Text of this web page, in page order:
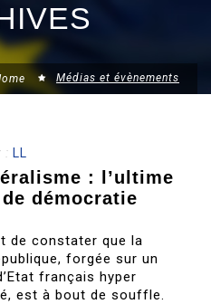
Médias et évènements
: LL
: l’ultime
démocratie
de constater que la
forgée sur un
français hyper
est à bout de souffle.